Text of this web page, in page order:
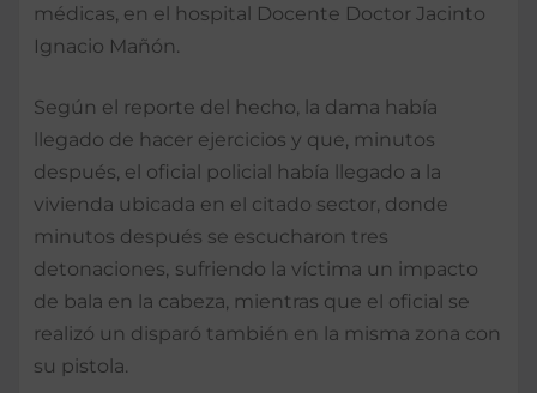
médicas, en el hospital Docente Doctor Jacinto
Ignacio Mañón.
Según el reporte del hecho, la dama había
llegado de hacer ejercicios y que, minutos
después, el oficial policial había llegado a la
vivienda ubicada en el citado sector, donde
minutos después se escucharon tres
detonaciones, sufriendo la víctima un impacto
de bala en la cabeza, mientras que el oficial se
realizó un disparó también en la misma zona con
su pistola.